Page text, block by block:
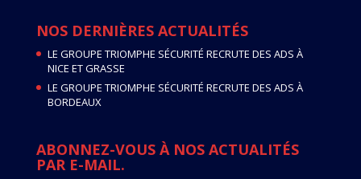
NOS DERNIÈRES ACTUALITÉS
LE GROUPE TRIOMPHE SÉCURITÉ RECRUTE DES ADS À
NICE ET GRASSE
LE GROUPE TRIOMPHE SÉCURITÉ RECRUTE DES ADS À
BORDEAUX
ABONNEZ-VOUS À NOS ACTUALITÉS
PAR E-MAIL.